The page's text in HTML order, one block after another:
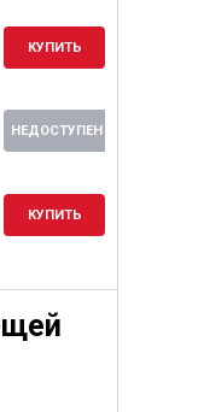
КУПИТЬ
НЕДОСТУПЕН
КУПИТЬ